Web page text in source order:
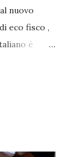
nuovo
eco fisco ,
è
e delle